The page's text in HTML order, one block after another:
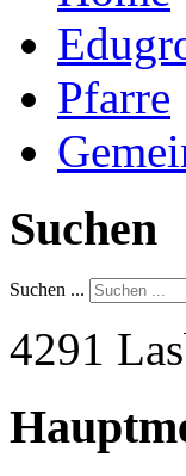
Pfarre
Suchen
Suchen ...
4291